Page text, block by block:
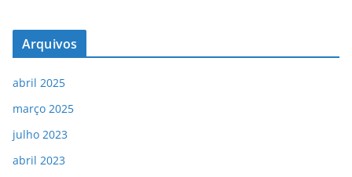
Arquivos
abril 2025
março 2025
julho 2023
abril 2023